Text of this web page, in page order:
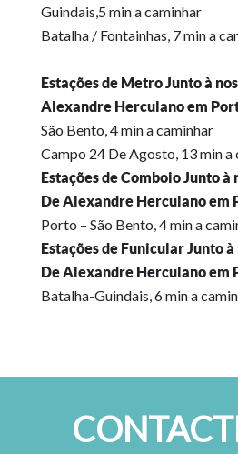
Guindais,5 min a caminhar
Batalha / Fontainhas, 7 min a
Estações de Metro Junto à
Alexandre Herculano em
São Bento, 4 min a caminhar
Campo 24 De Agosto, 13 min a
Estações de Comboio Junto à
De Alexandre Herculano em
Porto – São Bento, 4 min a
Estações de Funicular Junto à
De Alexandre Herculano em
Batalha-Guindais, 6 min a